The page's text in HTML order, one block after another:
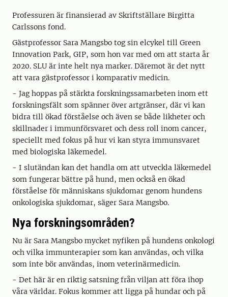
Professuren är finansierad av Skriftställare Birgitta
Carlssons fond.
Gästprofessor Sara Mangsbo tog sin elcykel till Green
Innovation Park, GIP, som hon var med om att starta år
2020. SLU är inte helt nya marker. Däremot är det nytt
att vara gästprofessor i komparativ medicin.
- Jag hoppas på stärkta forskningssamarbeten inom ett
forskningsfält som spänner över artgränser, där vi kan
bidra till ökad förståelse och även se både likheter och
skillnader i immunförsvaret och dess roll inom cancer,
speciellt med fokus på hur vi kan styra immunsvaret
med biologiska läkemedel.
- I slutändan kan det handla om att utveckla läkemedel
som fungerar bättre på hund, men också en ökad
förståelse för människans sjukdomar genom hundens
onkologiska sjukdomar, säger Sara Mangsbo.
Nya forskningsområden?
Nu är Sara Mangsbo mycket nyfiken på hundens onkologi
och vilka immunterapier som kan användas, och vilka
som inte bör användas, inom veterinärmedicin.
- Det här är en riktig satsning från viljan att föra ihop
våra världar. Fokus kommer att ligga på hundar och på